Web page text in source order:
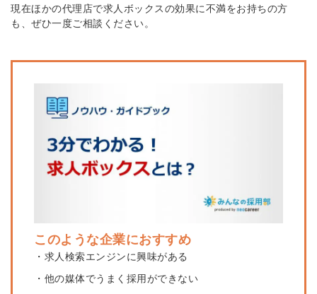
現在ほかの代理店で求人ボックスの効果に不満をお持ちの方
も、ぜひ一度ご相談ください。
このような企業におすすめ
・求人検索エンジンに興味がある
・他の媒体でうまく採用ができない